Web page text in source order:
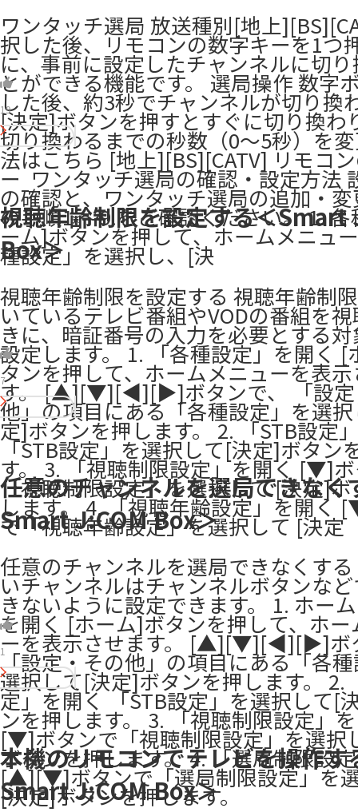
ワンタッチ選局 放送種別[地上
択した後、リモコンの数字キーを1つ
に、事前に設定したチャンネルに切
とができる機能です。 選局操作 数字
した後、約3秒でチャンネルが切り換
[決定]ボタンを押すとすぐに切り換わ
切り換わるまでの秒数（0～5秒）を
法はこちら [地上][BS][CATV] リモコ
ー ​ ワンタッチ選局の確認・設定方法
の確認と、ワンタッチ選局の追加・
の手順1.～9.をご確認ください。 1.
ーム]ボタンを押して、ホームメニュ
種設定」を選択し、[決
19
視聴年齢制限を設定する＜Smart
Box＞
視聴年齢制限を設定する 視聴年齢制
いているテレビ番組やVODの番組を
きに、暗証番号の入力を必要とする
設定します。 1. 「各種設定」を開く [
タンを押して、ホームメニューを表
す。 [▲][▼][◀][▶]ボタンで、 「設定
他」の項目にある「各種設定」を選
定]ボタンを押します。 2. 「STB設定
「STB設定」を選択して[決定]ボタン
す。 3. 「視聴制限設定」を開く [▼]
「視聴制限設定」を選択して [決定]
します。 4. 「視聴年齢設定」を開く
で「視聴年齢設定」を選択して [決定
7
任意のチャンネルを選局できなく
Smart J:COM Box＞
任意のチャンネルを選局できなくす
いチャンネルはチャンネルボタンな
きないように設定できます。 1. ホー
を開く [ホーム]ボタンを押して、ホー
ーを表示させます。 [▲][▼][◀][▶]ボ
「設定・その他」の項目にある「各
選択して[決定]ボタンを押します。 2.
定」を開く 「STB設定」を選択して[
ンを押します。 3. 「視聴制限設定」
[▼]ボタンで「視聴制限設定」を選択
ボタンを押します。 4. 「選局制限設
[▲][▼]ボタンで「選局制限設定」を
[決定]ボタンを押します。
1
本機のリモコンでテレビを操作す
Smart J:COM Box＞